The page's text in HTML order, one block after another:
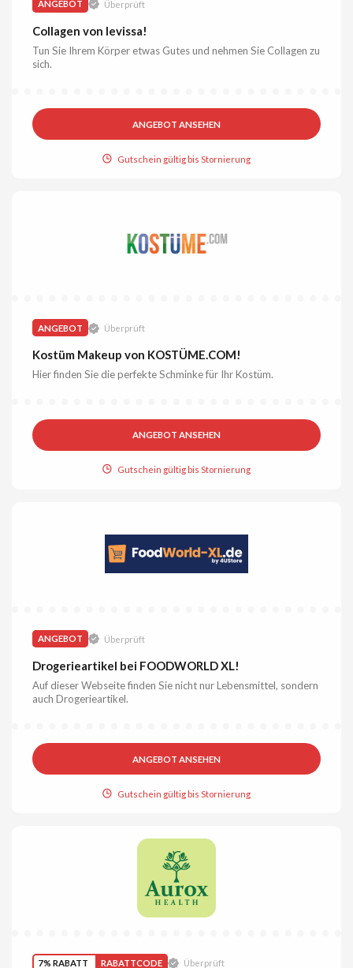
ANGEBOT Überprüft
Collagen von levissa!
Tun Sie Ihrem Körper etwas Gutes und nehmen Sie Collagen zu
sich.
ANGEBOT ANSEHEN
Gutschein gültig bis Stornierung
ANGEBOT Überprüft
Kostüm Makeup von KOSTÜME.COM!
Hier finden Sie die perfekte Schminke für Ihr Kostüm.
ANGEBOT ANSEHEN
Gutschein gültig bis Stornierung
ANGEBOT Überprüft
Drogerieartikel bei FOODWORLD XL!
Auf dieser Webseite finden Sie nicht nur Lebensmittel, sondern
auch Drogerieartikel.
ANGEBOT ANSEHEN
Gutschein gültig bis Stornierung
7% RABATT RABATTCODE Überprüft